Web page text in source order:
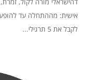
אישית: מההתחלה עד
לקבל את 5 תרגילי...